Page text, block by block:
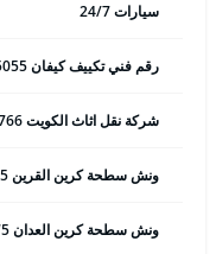
سيارات 24/7
رقم فني تكييف كيفان 98025055 فني تكييف مركزي 24 ساعة
شركة نقل اثاث الكويت 50993766 هاف لوري وانيت نقل عفش
ونش سطحة كرين القرين 65557275 ونش سحب وانقاذ سيارات
ونش سطحة كرين العدان 65557275 ونش سحب وانقاذ سيارات